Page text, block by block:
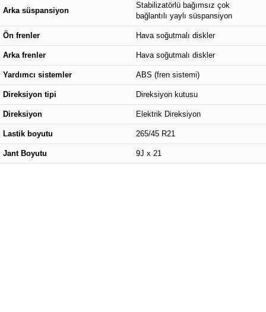
Arka süspansiyon
Stabilizatörlü bağımsız çok
bağlantılı yaylı süspansiyon
Ön frenler Hava soğutmalı diskler
Arka frenler Hava soğutmalı diskler
Yardımcı sistemler ABS (fren sistemi)
Direksiyon tipi Direksiyon kutusu
Direksiyon Elektrik Direksiyon
Lastik boyutu 265/45 R21
Jant Boyutu 9J x 21